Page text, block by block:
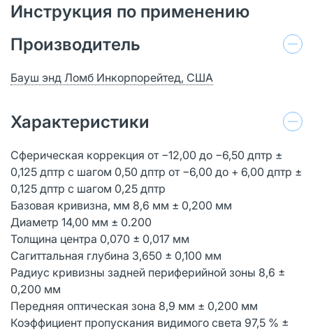
Инструкция по применению
Производитель
Бауш энд Ломб Инкорпорейтед, США
Характеристики
Сферическая коррекция от −12,00 до −6,50 дптр ±
0,125 дптр с шагом 0,50 дптр от −6,00 до + 6,00 дптр ±
0,125 дптр с шагом 0,25 дптр
Базовая кривизна, мм 8,6 мм ± 0,200 мм
Диаметр 14,00 мм ± 0.200
Толщина центра 0,070 ± 0,017 мм
Сагиттальная глубина 3,650 ± 0,100 мм
Радиус кривизны задней периферийной зоны 8,6 ±
0,200 мм
Передняя оптическая зона 8,9 мм ± 0,200 мм
Коэффициент пропускания видимого света 97,5 % ±